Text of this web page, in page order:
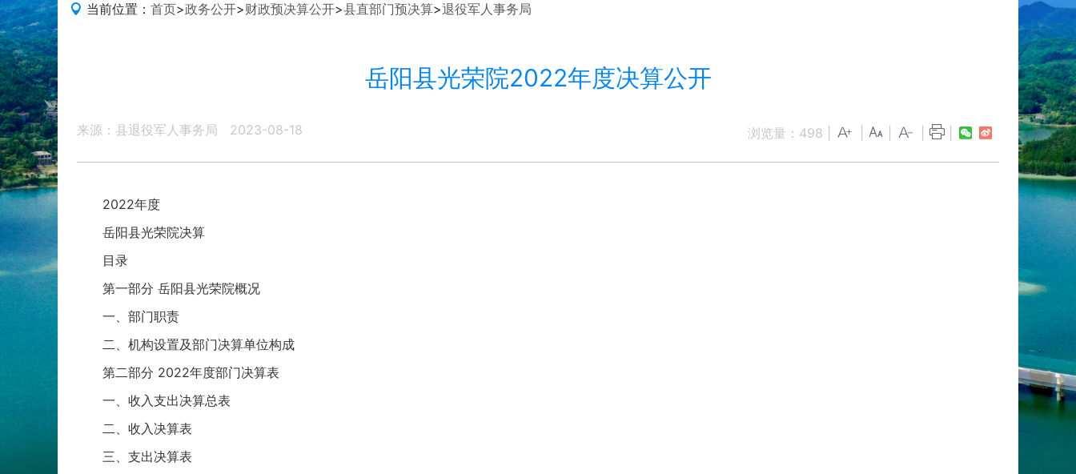
当前位置： 首页>政务公开>财政预决算公开>县直部门预决算>退役军人事务局
岳阳县光荣院2022年度决算公开
来源：县退役军人事务局 2023-08-18 浏览量： 498
2022年度
岳阳县光荣院决算
目录
第一部分 岳阳县光荣院概况
一、部门职责
二、机构设置及部门决算单位构成
第二部分 2022年度部门决算表
一、收入支出决算总表
二、收入决算表
三、支出决算表